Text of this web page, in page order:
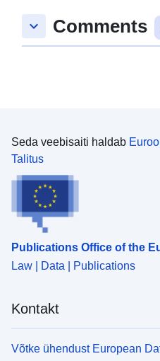
keyboard_arrow_down Comments
Seda veebisaiti haldab
Talitus
Publications Office of the
Law | Data | Publications
Kontakt
Võtke ühendust European